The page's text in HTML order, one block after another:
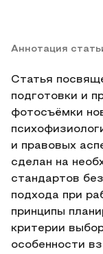
Аннотация
Статья
подготовки и
фотосъёмки
и правовых
сделан на
стандартов
подхода при
принципы
критерии
особенности